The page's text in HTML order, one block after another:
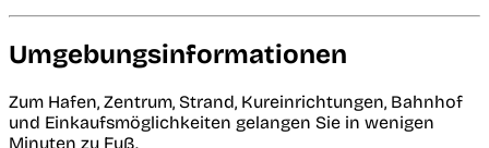
Umgebungsinformationen
Zum Hafen, Zentrum, Strand, Kureinrichtungen, Bahnhof
und Einkaufsmöglichkeiten gelangen Sie in wenigen
Minuten zu Fuß.